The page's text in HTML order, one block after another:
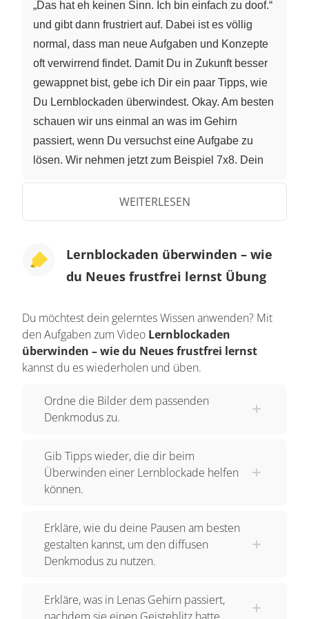
„Das hat eh keinen Sinn. Ich bin einfach zu doof.“
und gibt dann frustriert auf. Dabei ist es völlig
normal, dass man neue Aufgaben und Konzepte
oft verwirrend findet. Damit Du in Zukunft besser
gewappnet bist, gebe ich Dir ein paar Tipps, wie
Du Lernblockaden überwindest. Okay. Am besten
schauen wir uns einmal an was im Gehirn
passiert, wenn Du versuchst eine Aufgabe zu
lösen. Wir nehmen jetzt zum Beispiel 7x8. Dein
Arbeitens versetzt. Wissenschaftler nennen das
den „Fokussierten Denkmodus“. Du kannst Dir
vorstellen. Nur die angestrahlten Bereiche
werden erhellt. Das Gehirn wählt dabei den
vermutet. Für die Multiplikation siehst Du hier
auch schon einen schönen breiten Denkpfad.
Das sind bereits vorhandene neuronale
Verbindungen, die Du zur Lösung benutzen
eine Aufgabe lösen musst, die Du schon gut
vielleicht ganz woanders liegt? Zum Beispiel hier
im dunkleren Teil? Oder die Lösung noch gar
nicht vorhanden ist? Dann kann man sich so
einfach nicht auf die richtige Lösung. Das
berühmte Brett vorm Kopf. Um dieses
metaphorische Brett zu entfernen, ist jetzt eine
Denkmodus“. Schau Dir mal an, was hier mit
WEITERLESEN
Lernblockaden überwinden – wie
du Neues frustfrei lernst Übung
Du möchtest dein gelerntes Wissen anwenden? Mit
den Aufgaben zum Video Lernblockaden
überwinden – wie du Neues frustfrei lernst
kannst du es wiederholen und üben.
Ordne die Bilder dem passenden
Denkmodus zu.
Gib Tipps wieder, die dir beim
Überwinden einer Lernblockade helfen
können.
Erkläre, wie du deine Pausen am besten
gestalten kannst, um den diffusen
Denkmodus zu nutzen.
Erkläre, was in Lenas Gehirn passiert,